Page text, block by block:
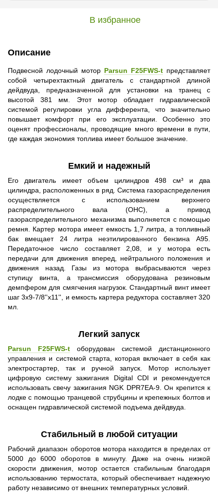
В избранное
Описание
Подвесной лодочный мотор Parsun F25FWS-t представляет
собой четырехтактный двигатель с стандартной длиной
дейдвуда, предназначенной для установки на транец с
высотой 381 мм. Этот мотор обладает гидравлической
системой регулировки угла дифферента, что значительно
повышает комфорт при его эксплуатации. Особенно это
оценят профессионалы, проводящие много времени в пути,
где каждая экономия топлива имеет большое значение.
Емкий и надежный
Его двигатель имеет объем цилиндров 498 см³ и два
цилиндра, расположенных в ряд. Система газораспределения
осуществляется с использованием верхнего
распределительного вала (OHC), а привод
газораспределительного механизма выполняется с помощью
ремня. Картер мотора имеет емкость 1,7 литра, а топливный
бак вмещает 24 литра неэтилированного бензина А95.
Передаточное число составляет 2,08, и у мотора есть
передачи для движения вперед, нейтрального положения и
движения назад. Газы из мотора выбрасываются через
ступицу винта, а трансмиссия оборудована резиновым
демпфером для смягчения нагрузок. Стандартный винт имеет
шаг 3x9-7/8''x11'', и емкость картера редуктора составляет 320
мл.
Легкий запуск
Parsun F25FWS-t оборудован системой дистанционного
управления и системой старта, которая включает в себя как
электростартер, так и ручной запуск. Мотор использует
цифровую систему зажигания Digital CDI и рекомендуется
использовать свечу зажигания NGK DPR7EA-9. Он крепится к
лодке с помощью транцевой струбцины и крепежных болтов и
оснащен гидравлической системой подъема дейдвуда.
Стабильный в любой ситуации
Рабочий диапазон оборотов мотора находится в пределах от
5000 до 6000 оборотов в минуту. Даже на очень низкой
скорости движения, мотор остается стабильным благодаря
использованию термостата, который обеспечивает надежную
работу независимо от внешних температурных условий.